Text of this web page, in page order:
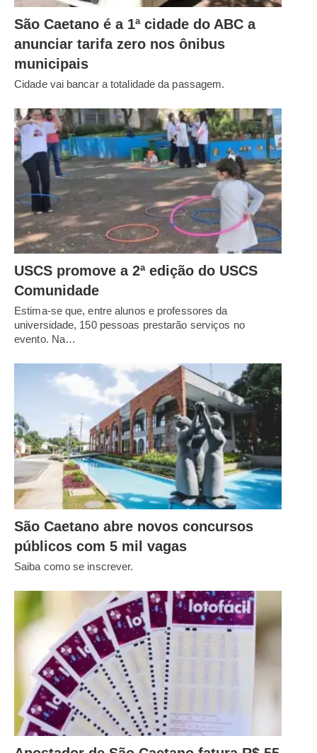
São Caetano é a 1ª cidade do ABC a
anunciar tarifa zero nos ônibus
municipais
Cidade vai bancar a totalidade da passagem.
USCS promove a 2ª edição do USCS
Comunidade
Estima-se que, entre alunos e professores da
universidade, 150 pessoas prestarão serviços no
evento. Na…
São Caetano abre novos concursos
públicos com 5 mil vagas
Saiba como se inscrever.